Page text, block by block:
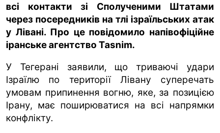
всі контакти зі Сполученими Штатами
через посередників на тлі ізраїльських атак
у Лівані. Про це повідомило напівофіційне
іранське агентство Tasnim.
У Тегерані заявили, що триваючі удари
Ізраїлю по території Лівану суперечать
умовам припинення вогню, яке, за позицією
Ірану, має поширюватися на всі напрямки
конфлікту.